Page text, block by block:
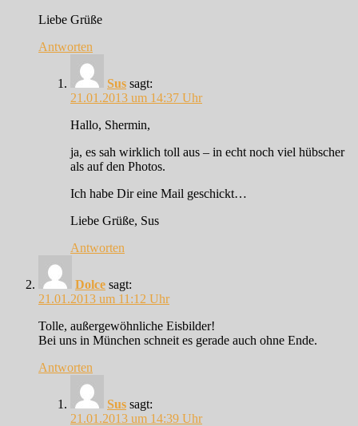
Liebe Grüße
Antworten
Sus sagt:
21.01.2013 um 14:37 Uhr
Hallo, Shermin,
ja, es sah wirklich toll aus – in echt noch viel hübscher
als auf den Photos.
Ich habe Dir eine Mail geschickt…
Liebe Grüße, Sus
Antworten
Dolce sagt:
21.01.2013 um 11:12 Uhr
Tolle, außergewöhnliche Eisbilder!
Bei uns in München schneit es gerade auch ohne Ende.
Antworten
Sus sagt:
21.01.2013 um 14:39 Uhr